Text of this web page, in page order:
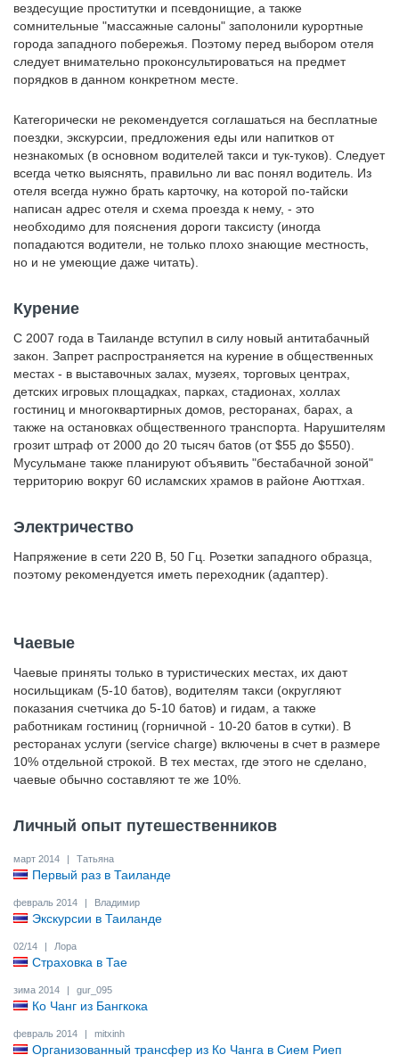
вездесущие проститутки и псевдонищие, а также
сомнительные "массажные салоны" заполонили курортные
города западного побережья. Поэтому перед выбором отеля
следует внимательно проконсультироваться на предмет
порядков в данном конкретном месте.
Категорически не рекомендуется соглашаться на бесплатные
поездки, экскурсии, предложения еды или напитков от
незнакомых (в основном водителей такси и тук-туков). Следует
всегда четко выяснять, правильно ли вас понял водитель. Из
отеля всегда нужно брать карточку, на которой по-тайски
написан адрес отеля и схема проезда к нему, - это
необходимо для пояснения дороги таксисту (иногда
попадаются водители, не только плохо знающие местность,
но и не умеющие даже читать).
Курение
C 2007 года в Таиланде вступил в силу новый антитабачный
закон. Запрет распространяется на курение в общественных
местах - в выставочных залах, музеях, торговых центрах,
детских игровых площадках, парках, стадионах, холлах
гостиниц и многоквартирных домов, ресторанах, барах, а
также на остановках общественного транспорта. Нарушителям
грозит штраф от 2000 до 20 тысяч батов (от $55 до $550).
Мусульмане также планируют объявить "бестабачной зоной"
территорию вокруг 60 исламских храмов в районе Аюттхая.
Электричество
Напряжение в сети 220 В, 50 Гц. Розетки западного образца,
поэтому рекомендуется иметь переходник (адаптер).
Чаевые
Чаевые приняты только в туристических местах, их дают
носильщикам (5-10 батов), водителям такси (округляют
показания счетчика до 5-10 батов) и гидам, а также
работникам гостиниц (горничной - 10-20 батов в сутки). В
ресторанах услуги (service charge) включены в счет в размере
10% отдельной строкой. В тех местах, где этого не сделано,
чаевые обычно составляют те же 10%.
Личный опыт путешественников
март 2014 | Татьяна
Первый раз в Таиланде
февраль 2014 | Владимир
Экскурсии в Таиланде
02/14 | Лора
Страховка в Тае
зима 2014 | gur_095
Ко Чанг из Бангкока
февраль 2014 | mitxinh
Организованный трансфер из Ко Чанга в Сием Риеп